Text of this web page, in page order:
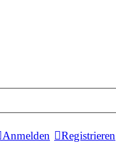
Anmelden Registrieren